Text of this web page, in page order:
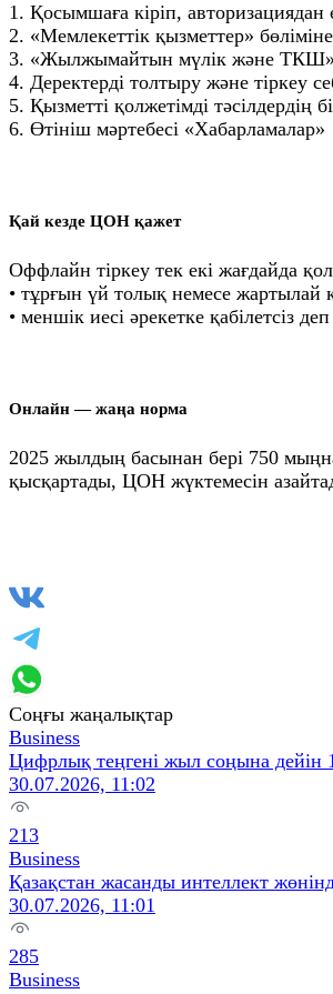
1. Қосымшаға кіріп, авторизациядан
2. «Мемлекеттік қызметтер»
3. «Жылжымайтын мүлік және ТКШ»
4. Деректерді толтыру және тіркеу
5. Қызметті қолжетімді тәсілдердің
6. Өтініш мәртебесі
Қай кезде ЦОН қажет
Оффлайн тіркеу тек екі жағдайда
• тұрғын үй толық немесе жартылай
• меншік иесі әрекетке қабілетсіз
Онлайн — жаңа норма
2025 жылдың басынан бері 750
қысқартады, ЦОН жүктемесін
Соңғы жаңалықтар
Business
Цифрлық теңгені жыл соңына дейін
30.07.2026, 11:02
213
Business
Қазақстан жасанды интеллект
30.07.2026, 11:01
285
Business